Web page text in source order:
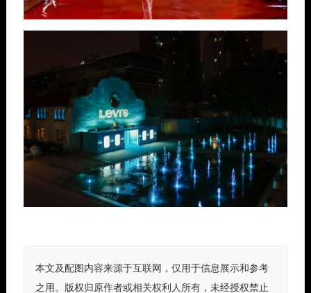
本文及配图内容来源于互联网，仅用于信息展示和参考
之用。版权归原作者或相关权利人所有，未经授权禁止